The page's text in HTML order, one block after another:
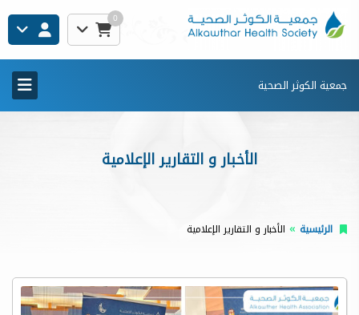
0
جمعية الكوثر الصحية
الأخبار و التقارير الإعلامية
الرئيسية الأخبار و التقارير الإعلامية